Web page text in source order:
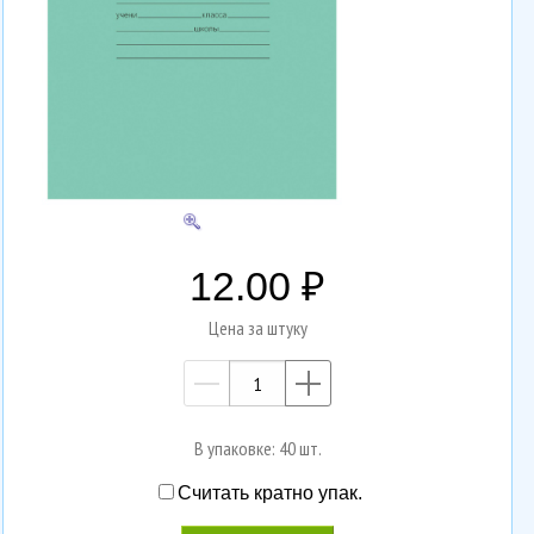
12.00
Цена за штуку
—
В упаковке: 40 шт.
Считать кратно упак.